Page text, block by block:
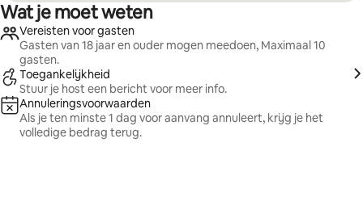
Wat je moet weten
Vereisten voor gasten
Gasten van 18 jaar en ouder mogen meedoen, Maximaal 10
gasten.
Toegankelijkheid
Stuur je host een bericht voor meer info.
Annuleringsvoorwaarden
Als je ten minste 1 dag voor aanvang annuleert, krijg je het
volledige bedrag terug.